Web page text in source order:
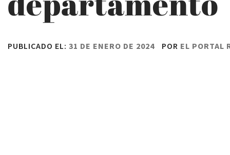
PUBLICADO EL: 31 DE ENERO DE 2024 POR EL PORTAL